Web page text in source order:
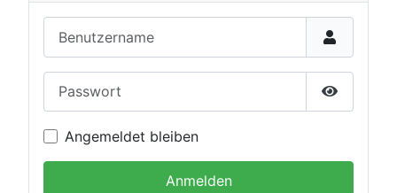
Passwort
Angemeldet bleiben
Anmelden